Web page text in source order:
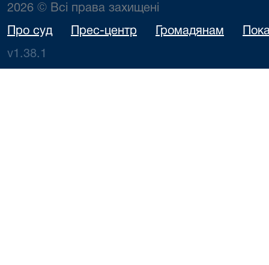
2026 © Всі права захищені
Про суд Прес-центр Громадянам
v1.38.1